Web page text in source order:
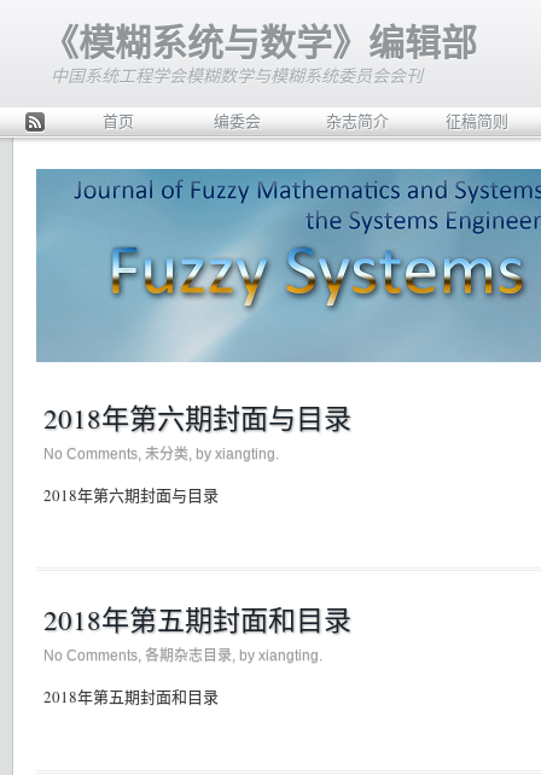
《模糊系统与数学》编辑部
中国系统工程学会模糊数学与模糊系统委员会会刊
首页 编委会 杂志简介 征稿简则
2018年第六期封面与目录
No Comments, 未分类, by xiangting.
2018年第六期封面与目录
2018年第五期封面和目录
No Comments, 各期杂志目录, by xiangting.
2018年第五期封面和目录